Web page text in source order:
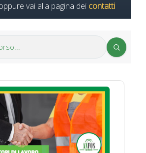
vai alla pagina dei contatti